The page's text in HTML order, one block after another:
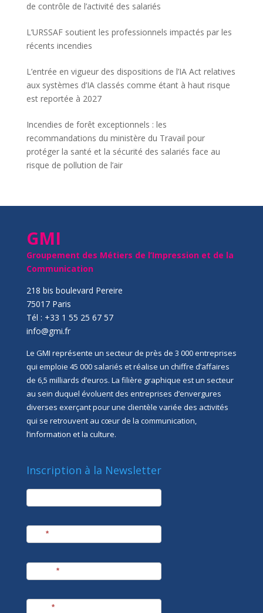
de contrôle de l’activité des salariés
L’URSSAF soutient les professionnels impactés par les
récents incendies
L’entrée en vigueur des dispositions de l’IA Act relatives
aux systèmes d’IA classés comme étant à haut risque
est reportée à 2027
Incendies de forêt exceptionnels : les
recommandations du ministère du Travail pour
protéger la santé et la sécurité des salariés face au
risque de pollution de l’air
GMI
Groupement des Métiers de l’Impression et de la
Communication
218 bis boulevard Pereire
75017 Paris
Tél : +33 1 55 25 67 57
info@gmi.fr
Le GMI représente un secteur de près de 3 000 entreprises
qui emploie 45 000 salariés et réalise un chiffre d’affaires
de 6,5 milliards d’euros. La filière graphique est un secteur
au sein duquel évoluent des entreprises d’envergures
diverses exerçant pour une clientèle variée des activités
qui se retrouvent au cœur de la communication,
l’information et la culture.
Inscription à la Newsletter
newsletter
*
*
*